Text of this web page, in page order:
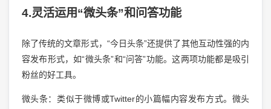
4.灵活运用“微头条”和问答功能
除了传统的文章形式，“今日头条”还提供了其他互动性强的内
容发布形式，如“微头条”和“问答”功能。这两项功能都是吸引
粉丝的好工具。
微头条：类似于微博或Twitter的小篇幅内容发布方式。微头